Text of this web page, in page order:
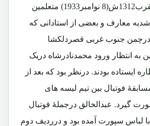
بعدازظهر روز16عقرب1312ش(8 نوامبر1933) متعلمین
معارف و بعضی از استادانی که
درچمن جنوب غربی قصردلکشا
به انتظار ورود محمدنادرشاه دریک
ایستاده بودند. درنظر بود که بعد از
فوتبال بین تیم لیسه های
گیرد. عبدالخالق درجملۀ فوتبال
لباس سپورت آمده بود و درردیف دوم